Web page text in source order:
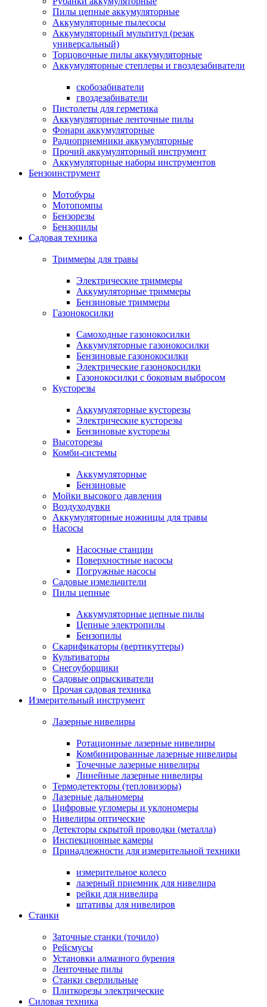
Пилы цепные аккумуляторные
Аккумуляторные пылесосы
Аккумуляторный мультитул (резак
универсальный)
Торцовочные пилы аккумуляторные
Аккумуляторные степлеры и гвоздезабиватели
скобозабиватели
гвоздезабиватели
Пистолеты для герметика
Аккумуляторные ленточные пилы
Фонари аккумуляторные
Радиоприемники аккумуляторные
Прочий аккумуляторный инструмент
Аккумуляторные наборы инструментов
Бензоинструмент
Мотобуры
Мотопомпы
Бензорезы
Бензопилы
Садовая техника
Триммеры для травы
Электрические триммеры
Аккумуляторные триммеры
Бензиновые триммеры
Газонокосилки
Самоходные газонокосилки
Аккумуляторные газонокосилки
Бензиновые газонокосилки
Электрические газонокосилки
Газонокосилки с боковым выбросом
Кусторезы
Аккумуляторные кусторезы
Электрические кусторезы
Бензиновые кусторезы
Высоторезы
Комби-системы
Аккумуляторные
Бензиновые
Мойки высокого давления
Воздуходувки
Аккумуляторные ножницы для травы
Насосы
Насосные станции
Поверхностные насосы
Погружные насосы
Садовые измельчители
Пилы цепные
Аккумуляторные цепные пилы
Цепные электропилы
Бензопилы
Скарификаторы (вертикуттеры)
Культиваторы
Снегоуборщики
Садовые опрыскиватели
Прочая садовая техника
Измерительный инструмент
Лазерные нивелиры
Ротационные лазерные нивелиры
Комбинированные лазерные нивелиры
Точечные лазерные нивелиры
Линейные лазерные нивелиры
Термодетекторы (тепловизоры)
Лазерные дальномеры
Цифровые угломеры и уклономеры
Нивелиры оптические
Детекторы скрытой проводки (металла)
Инспекционные камеры
Принадлежности для измерительной техники
измерительное колесо
лазерный приемник для нивелира
рейки для нивелира
штативы для нивелиров
Станки
Заточные станки (точило)
Рейсмусы
Установки алмазного бурения
Ленточные пилы
Станки сверлильные
Плиткорезы электрические
Силовая техника